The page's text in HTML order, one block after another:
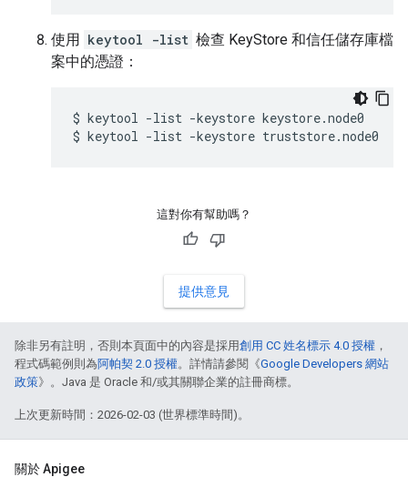
使用 keytool -list 檢查 KeyStore 和信任儲存庫檔
案中的憑證：
$ keytool -list -keystore keystore.node0
$ keytool -list -keystore truststore.node0
這對你有幫助嗎？
提供意見
除非另有註明，否則本頁面中的內容是採用創用 CC 姓名標示 4.0 授權 ，
程式碼範例則為阿帕契 2.0 授權。詳情請參閱《Google Developers 網站
政策》。Java 是 Oracle 和/或其關聯企業的註冊商標。
上次更新時間：2026-02-03 (世界標準時間)。
關於 Apigee